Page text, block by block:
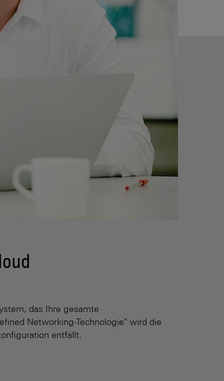
das Ihre gesamte
Networking-Technologie" wird die
entfällt.